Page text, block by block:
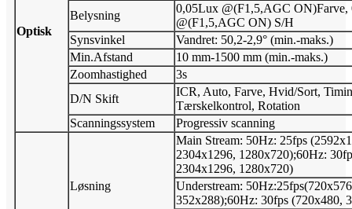
Optisk
Belysning
0,05Lux @(F1,5,AGC ON)Farve,
@(F1,5,AGC ON) S/H
Synsvinkel
Vandret: 50,2-2,9° (min.-maks.)
Min.Afstand
10 mm-1500 mm (min.-maks.)
Zoomhastighed
3s
D/N Skift
ICR, Auto, Farve, Hvid/Sort,
Tærskelkontrol, Rotation
Scanningssystem
Progressiv scanning
Løsning
Main Stream: 50Hz: 25fps
2304x1296, 1280x720);60Hz:
2304x1296, 1280x720)
Understream:
352x288);60Hz: 30fps (720x480,